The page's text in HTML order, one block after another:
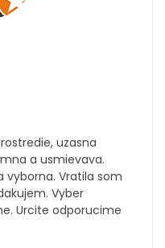
uzasna
a usmievava.
vyborna. Vratila som
Vyber
Urcite odporucime